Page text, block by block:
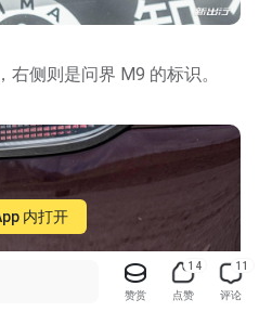
侧则是问界 M9 的标识。
内打开
赞赏
14
点赞
11
评论